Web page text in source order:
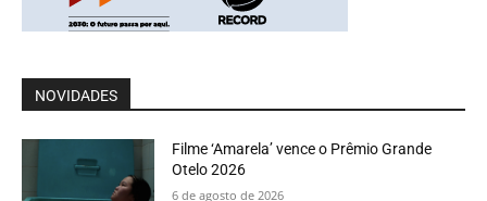
NOVIDADES
Filme ‘Amarela’ vence o Prêmio Grande
Otelo 2026
6 de agosto de 2026